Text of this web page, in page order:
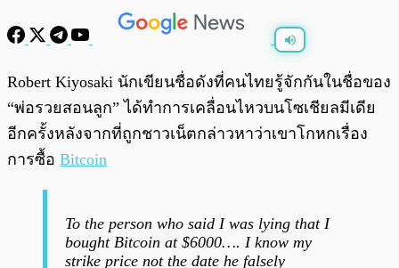
0:00 / 0:00
Robert Kiyosaki นักเขียนชื่อดังที่คนไทยรู้จักกันในชื่อของ
“พ่อรวยสอนลูก” ได้ทำการเคลื่อนไหวบนโซเชียลมีเดีย
อีกครั้งหลังจากที่ถูกชาวเน็ตกล่าวหาว่าเขาโกหกเรื่อง
การซื้อ Bitcoin
To the person who said I was lying that I
bought Bitcoin at $6000…. I know my
strike price not the date he falsely